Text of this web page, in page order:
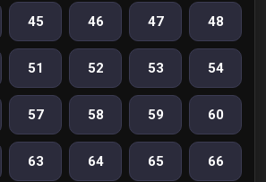
45 46 47 48
51 52 53 54
57 58 59 60
63 64 65 66